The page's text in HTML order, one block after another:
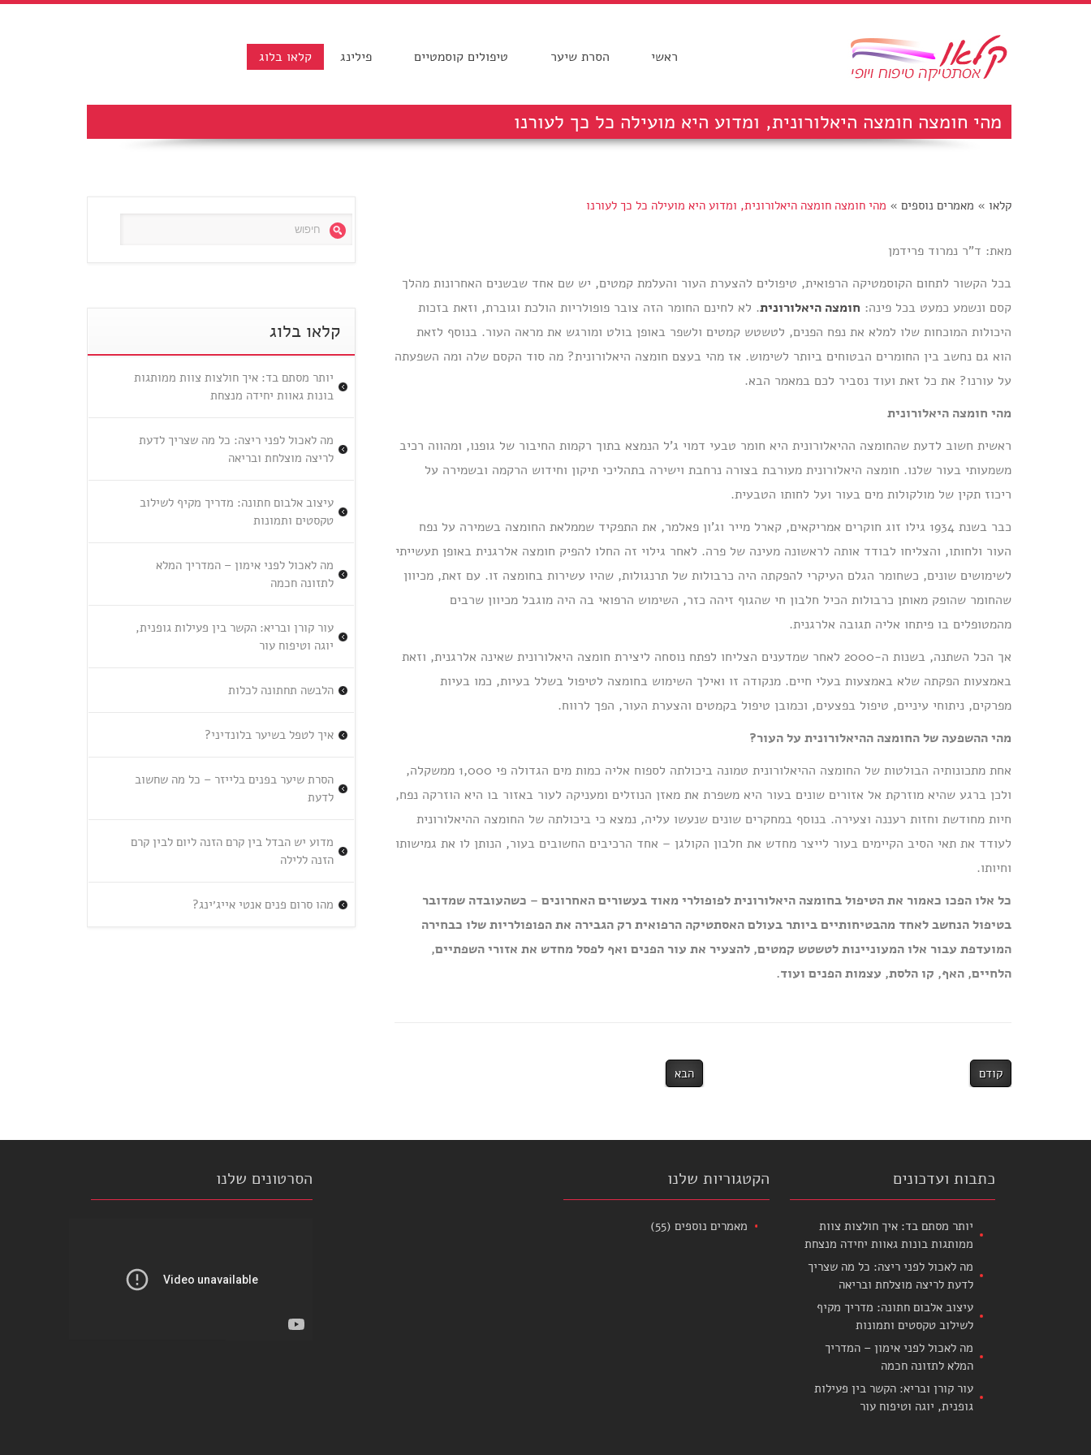
ראשי הסרת שיער טיפולים קוסמטיים פילינג קלאו בלוג
מהי חומצה חומצה היאלורונית, ומדוע היא מועילה כל כך לעורנו
קלאו » מאמרים נוספים » מהי חומצה חומצה היאלורונית, ומדוע היא מועילה כל כך לעורנו
מאת: ד"ר נמרוד פרידמן
בכל הקשור לתחום הקוסמטיקה הרפואית, טיפולים להצערת העור והעלמת קמטים, יש שם אחד שבשנים האחרונות מהלך
קסם ונשמע כמעט בכל פינה: חומצה היאלורונית. לא לחינם החומר הזה צובר פופולריות הולכת וגוברת, וזאת בזכות
היכולות המוכחות שלו למלא את נפח הפנים, לטשטש קמטים ולשפר באופן בולט ומורגש את מראה העור. בנוסף לזאת
הוא גם נחשב בין החומרים הבטוחים ביותר לשימוש. אז מהי בעצם חומצה היאלורונית? מה סוד הקסם שלה ומה השפעתה
על עורנו? את כל זאת ועוד נסביר לכם במאמר הבא.
מהי חומצה היאלורונית
ראשית חשוב לדעת שהחומצה ההיאלורונית היא חומר טבעי דמוי ג'ל הנמצא בתוך רקמות החיבור של גופנו, ומהווה רכיב
משמעותי בעור שלנו. חומצה היאלורונית מעורבת בצורה נרחבת וישירה בתהליכי תיקון וחידוש הרקמה ובשמירה על
ריכוז תקין של מולקולות מים בעור ועל לחותו הטבעית.
כבר בשנת 1934 גילו זוג חוקרים אמריקאים, קארל מייר וג'ון פאלמר, את התפקיד שממלאת החומצה בשמירה על נפח
העור ולחותו, והצליחו לבודד אותה לראשונה מעינה של פרה. לאחר גילוי זה החלו להפיק חומצה אלרגנית באופן תעשייתי
לשימושים שונים, כשחומר הגלם העיקרי להפקתה היה כרבולות של תרנגולות, שהיו עשירות בחומצה זו. עם זאת, מכיוון
שהחומר שהופק מאותן כרבולות הכיל חלבון חי שהגוף זיהה כזר, השימוש הרפואי בה היה מוגבל מכיוון שרבים
מהמטופלים בו פיתחו אליה תגובה אלרגנית.
אך הכל השתנה, בשנות ה-2000 לאחר שמדענים הצליחו לפתח נוסחה ליצירת חומצה היאלורונית שאינה אלרגנית, וזאת
באמצעות הפקתה שלא באמצעות בעלי חיים. מנקודה זו ואילך השימוש בחומצה לטיפול בשלל בעיות, כמו בעיות
מפרקים, ניתוחי עיניים, טיפול בפצעים, וכמובן טיפול בקמטים והצערת העור, הפך לרווח.
מהי ההשפעה של החומצה ההיאלורונית על העור?
אחת מתכונותיה הבולטות של החומצה ההיאלורונית טמונה ביכולתה לספוח אליה כמות מים הגדולה פי 1,000 ממשקלה,
ולכן ברגע שהיא מוזרקת אל אזורים שונים בעור היא משפרת את מאזן הנוזלים ומעניקה לעור באזור בו היא הוזרקה נפח,
חיות מחודשת וחזות רעננה וצעירה. בנוסף במחקרים שונים שנעשו עליה, נמצא כי ביכולתה של החומצה ההיאלורונית
לעודד את תאי הסיב הקיימים בעור לייצר מחדש את חלבון הקולגן – אחד הרכיבים החשובים בעור, הנותן לו את גמישותו
וחיותו.
כל אלו הפכו כאמור את הטיפול בחומצה היאלורונית לפופולרי מאוד בעשורים האחרונים – כשהעובדה שמדובר
בטיפול הנחשב לאחד מהבטיחותיים ביותר בעולם האסתטיקה הרפואית רק הגבירה את הפופולריות שלו כבחירה
המועדפת עבור אלו המעוניינות לטשטש קמטים, להצעיר את עור הפנים ואף לפסל מחדש את אזורי השפתיים,
הלחיים, האף, קו הלסת, עצמות הפנים ועוד.
קודם הבא
קלאו בלוג
יותר מסתם בד: איך חולצות צוות ממותגות
בונות גאוות יחידה מנצחת
מה לאכול לפני ריצה: כל מה שצריך לדעת
לריצה מוצלחת ובריאה
עיצוב אלבום חתונה: מדריך מקיף לשילוב
טקסטים ותמונות
מה לאכול לפני אימון – המדריך המלא
לתזונה חכמה
עור קורן ובריא: הקשר בין פעילות גופנית,
יוגה וטיפוח עור
הלבשה תחתונה לכלות
איך לטפל בשיער בלונדיני?
הסרת שיער בפנים בלייזר – כל מה שחשוב
לדעת
מדוע יש הבדל בין קרם הזנה ליום לבין קרם
הזנה ללילה
מהו סרום פנים אנטי אייג׳ינג?
כתבות ועדכונים
יותר מסתם בד: איך חולצות צוות
ממותגות בונות גאוות יחידה מנצחת
מה לאכול לפני ריצה: כל מה שצריך
לדעת לריצה מוצלחת ובריאה
עיצוב אלבום חתונה: מדריך מקיף
לשילוב טקסטים ותמונות
מה לאכול לפני אימון – המדריך
המלא לתזונה חכמה
עור קורן ובריא: הקשר בין פעילות
גופנית, יוגה וטיפוח עור
הקטגוריות שלנו
מאמרים נוספים (55)
הסרטונים שלנו